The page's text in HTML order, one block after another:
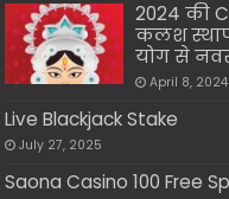
2024 की
कलश
योग से
April 8, 2024
Live Blackjack Stake
July 27, 2025
Saona Casino 100 Free